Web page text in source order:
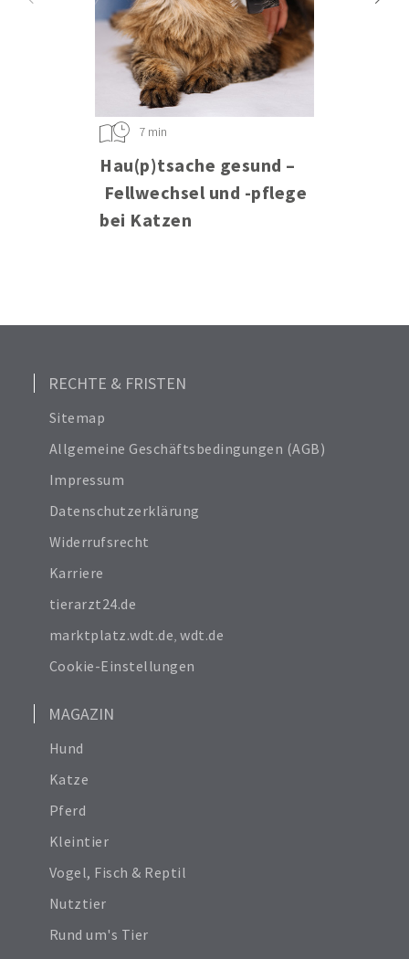
7 min
Hau(p)tsache gesund –
Fellwechsel und -pflege
bei Katzen
RECHTE & FRISTEN
Sitemap
Allgemeine Geschäftsbedingungen (AGB)
Impressum
Datenschutzerklärung
Widerrufsrecht
Karriere
tierarzt24.de
marktplatz.wdt.de,wdt.de
Cookie-Einstellungen
MAGAZIN
Hund
Katze
Pferd
Kleintier
Vogel, Fisch & Reptil
Nutztier
Rund um's Tier